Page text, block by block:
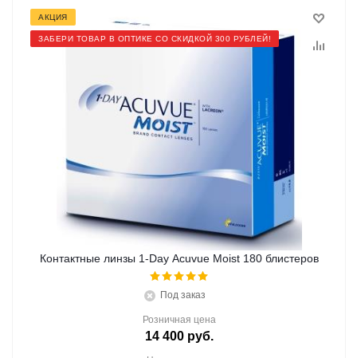
АКЦИЯ
ЗАБЕРИ ТОВАР В ОПТИКЕ СО СКИДКОЙ 300 РУБЛЕЙ!
Контактные линзы 1-Day Acuvue Moist 180 блистеров
Под заказ
Розничная цена
14 400 руб.